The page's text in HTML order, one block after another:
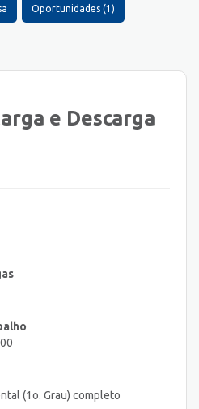
Oportunidades (1)
e Descarga
(1o. Grau) completo